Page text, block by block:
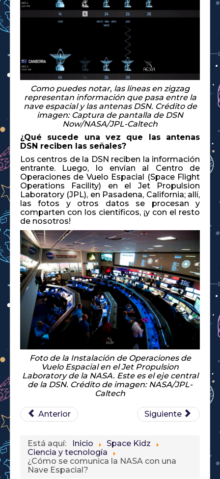
Como puedes notar, las líneas en zigzag
representan información que pasa entre la
nave espacial y las antenas DSN. Crédito de
imagen: Captura de pantalla de DSN
Now/NASA/JPL-Caltech
¿Qué sucede una vez que las antenas
DSN reciben las señales?
Los centros de la DSN reciben la información
entrante. Luego, lo envían al Centro de
Operaciones de Vuelo Espacial (Space Flight
Operations Facility) en el Jet Propulsion
Laboratory (JPL), en Pasadena, California; allí,
las fotos y otros datos se procesan y
comparten con los científicos, ¡y con el resto
de nosotros!
Foto de la Instalación de Operaciones de
Vuelo Espacial en el Jet Propulsion
Laboratory de la NASA. Este es el eje central
de la DSN. Crédito de imagen: NASA/JPL-
Caltech
Anterior Siguiente
Está aquí: Inicio
Space Kidz
Ciencia y tecnología
¿Cómo se comunica la NASA con una
Nave Espacial?